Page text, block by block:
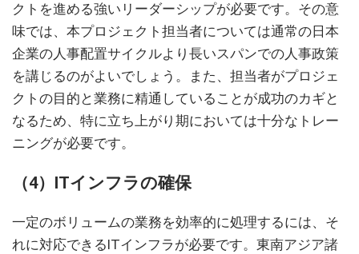
クトを進める強いリーダーシップが必要です。その意
味では、本プロジェクト担当者については通常の日本
企業の人事配置サイクルより長いスパンでの人事政策
を講じるのがよいでしょう。また、担当者がプロジェ
クトの目的と業務に精通していることが成功のカギと
なるため、特に立ち上がり期においては十分なトレー
ニングが必要です。
（4）ITインフラの確保
一定のボリュームの業務を効率的に処理するには、そ
れに対応できるITインフラが必要です。東南アジア諸